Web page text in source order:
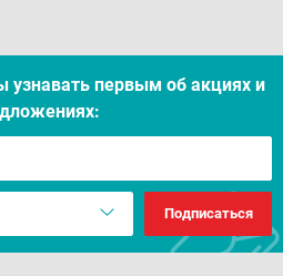
узнавать первым об акцияx и
Подписаться